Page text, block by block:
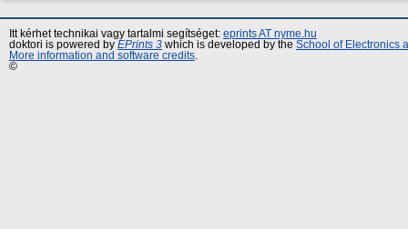
Itt kérhet technikai vagy tartalmi segítséget: eprints AT nyme.hu
doktori is powered by EPrints 3 which is developed by the School of Electronics
More information and software credits
©